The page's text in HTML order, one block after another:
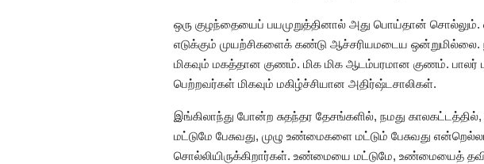
ஒரு குழந்தையைப் பயமுறுத்தினால் அது பொய்தான் சொல்லும்.
எடுக்கும் முயற்சிகளைக் கண்டு ஆச்சரியமடைய
மிகவும் மகத்தான குணம். மிக மிக ஆடம்பரமான குணம். பாலர்
பெற்றவர்கள் மிகவும் மகிழ்ச்சியான அதிர்ஷ்டசாலிகள்.
இங்கிலாந்து போன்ற சுதந்தர தேசங்களில், நமது
மட்டுமே பேசுவது, முழு உண்மைகளை மட்டும் பேசுவது
சொல்லியிருக்கிறார்கள். உண்மையை மட்டுமே, உண்மையைத்